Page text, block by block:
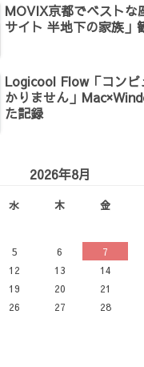
MOVIX京都でベストな
サイト 半地下の家族」
Logicool Flow「コンピ
かりません」
た記録
2026年8月
水 木 金
5 6 7
12 13 14
19 20 21
26 27 28